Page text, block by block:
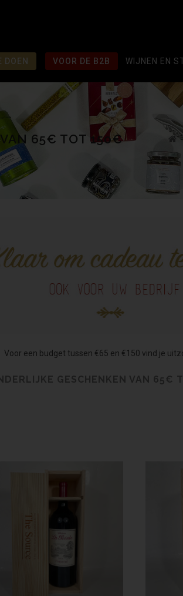
DOEN VOOR DE B2B WIJNEN EN
65€ TOT 150€
Voor een budget tussen €65 en €150 vind je
GESCHENKEN VAN 65€